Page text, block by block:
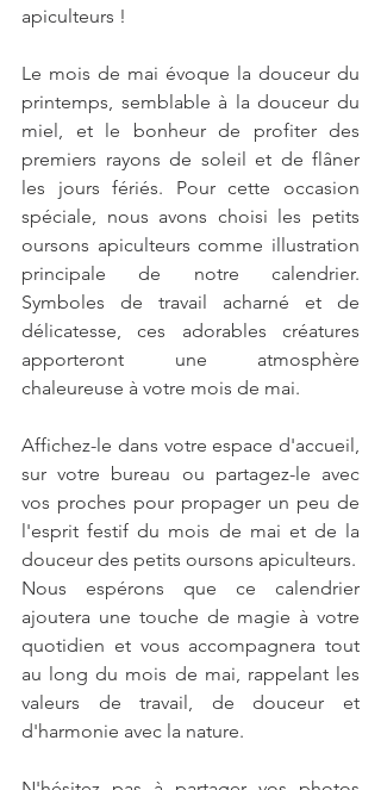
apiculteurs !
Le mois de mai évoque la douceur du
printemps, semblable à la douceur du
miel, et le bonheur de profiter des
premiers rayons de soleil et de flâner
les jours fériés. Pour cette occasion
spéciale, nous avons choisi les petits
oursons apiculteurs comme illustration
principale de notre calendrier.
Symboles de travail acharné et de
délicatesse, ces adorables créatures
apporteront une atmosphère
chaleureuse à votre mois de mai.
Affichez-le dans votre espace d'accueil,
sur votre bureau ou partagez-le avec
vos proches pour propager un peu de
l'esprit festif du mois de mai et de la
douceur des petits oursons apiculteurs.
Nous espérons que ce calendrier
ajoutera une touche de magie à votre
quotidien et vous accompagnera tout
au long du mois de mai, rappelant les
valeurs de travail, de douceur et
d'harmonie avec la nature.